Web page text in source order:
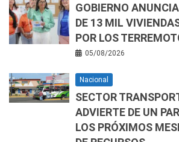
GOBIERNO
DE 13 MIL
POR LOS
05/08/2026
Nacional
SECTOR
ADVIERTE DE UN
LOS PRÓXIMOS